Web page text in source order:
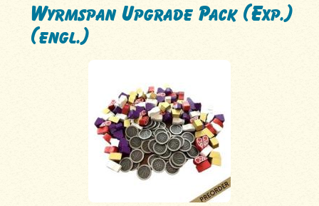
Wyrmspan Upgrade Pack (Exp.)
(engl.)